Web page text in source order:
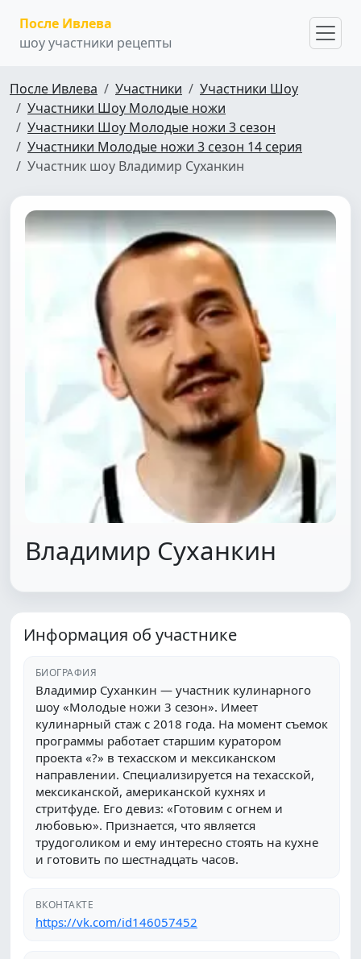
После Ивлева
шоу участники рецепты
После Ивлева Участники
Участники Шоу
Участники Шоу Молодые ножи
Участники Шоу Молодые ножи 3 сезон
Участники Молодые ножи 3 сезон 14 серия
Участник шоу Владимир Суханкин
Владимир Суханкин
Информация об участнике
БИОГРАФИЯ
Владимир Суханкин — участник кулинарного
шоу «Молодые ножи 3 сезон». Имеет
кулинарный стаж с 2018 года. На момент съемок
программы работает старшим куратором
проекта «?» в техасском и мексиканском
направлении. Специализируется на техасской,
мексиканской, американской кухнях и
стритфуде. Его девиз: «Готовим с огнем и
любовью». Признается, что является
трудоголиком и ему интересно стоять на кухне
и готовить по шестнадцать часов.
ВКОНТАКТЕ
https://vk.com/id146057452